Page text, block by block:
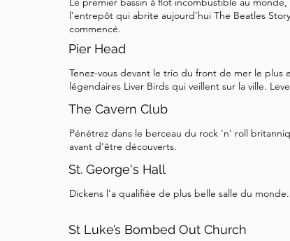
statut de Liverpool en tant que porte
Pier Head, notre prochaine destination est
terres. Nous nous dirigerons maintenant
la ville. Cherchez la rue appelée Water
remontez-la loin de la rivière. En
Castle Street, et vous verrez une élégante
route. C'est l'hôtel de ville de Liverpool –
l'entrepôt qui abrite aujourd'hui The Beatles
commencé.
Pier Head
Tenez-vous devant le trio du front de mer le
légendaires Liver Birds qui veillent sur la ville.
The Cavern Club
Pénétrez dans le berceau du rock 'n' roll
avant d'être découverts.
St. George's Hall
Dickens l'a qualifiée de plus belle salle du
St Luke’s Bombed Out Church